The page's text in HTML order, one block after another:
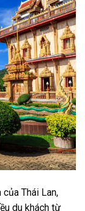
Thái Lan,
du khách từ